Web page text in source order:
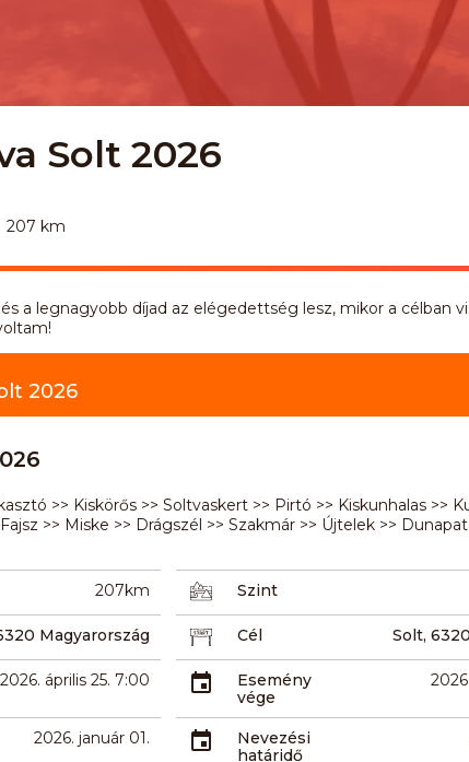
Solt 2026
207 km
a legnagyobb díjad az elégedettség lesz, mikor a célban
2026
>> Kiskörős >> Soltvaskert >> Pirtó >> Kiskunhalas >>
>> Miske >> Drágszél >> Szakmár >> Újtelek >>
207km Szint
Magyarország Cél Solt,
2026. április 25. 7:00
Esemény
vége
2026. január 01.
Nevezési
határidő